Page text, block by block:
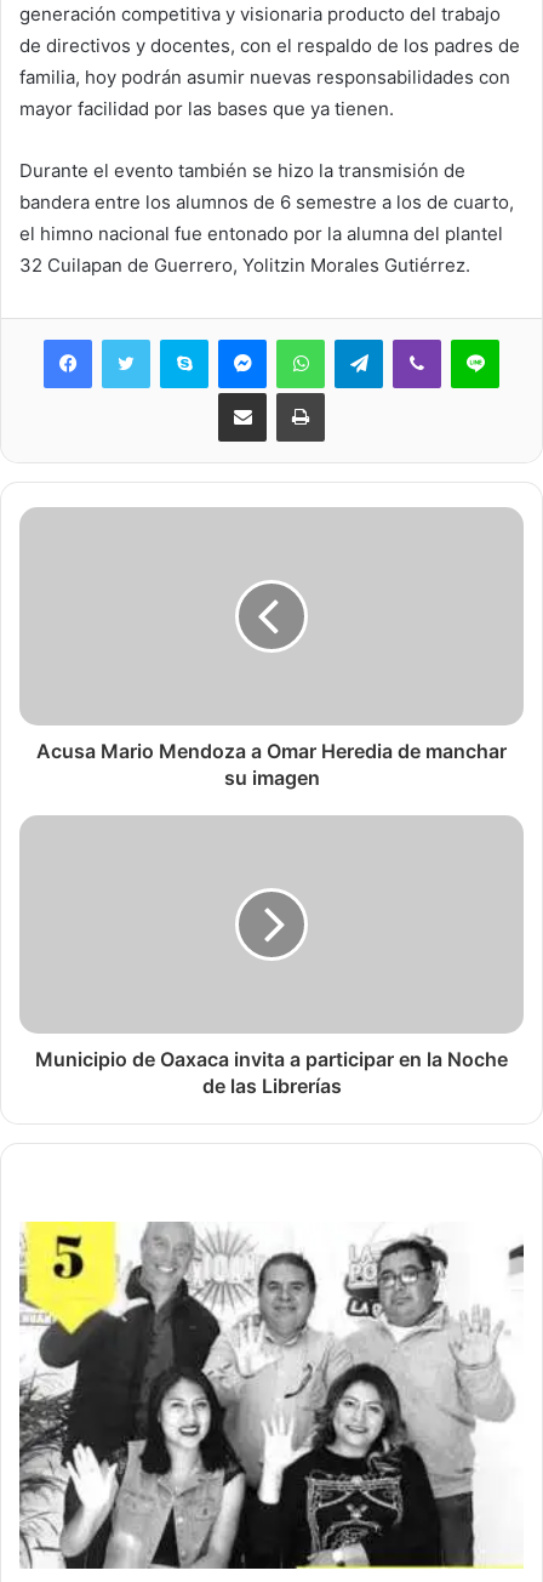
generación competitiva y visionaria producto del trabajo
de directivos y docentes, con el respaldo de los padres de
familia, hoy podrán asumir nuevas responsabilidades con
mayor facilidad por las bases que ya tienen.
Durante el evento también se hizo la transmisión de
bandera entre los alumnos de 6 semestre a los de cuarto,
el himno nacional fue entonado por la alumna del plantel
32 Cuilapan de Guerrero, Yolitzin Morales Gutiérrez.
Skype MessengerWhatsAppTelegramViber Line
Share via Email Print
Acusa Mario Mendoza a Omar Heredia de manchar
su imagen
Municipio de Oaxaca invita a participar en la Noche
de las Librerías